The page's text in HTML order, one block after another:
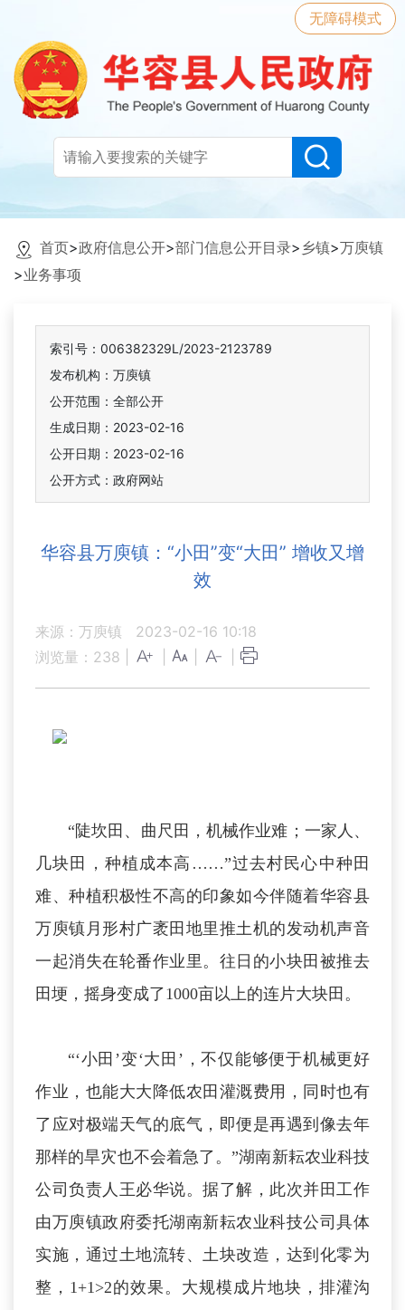
无障碍模式
首页>政府信息公开>部门信息公开目录> 乡镇>万庾镇
>业务事项
索引号：006382329L/2023-2123789
发布机构：万庾镇
公开范围：全部公开
生成日期：2023-02-16
公开日期：2023-02-16
公开方式：政府网站
华容县万庾镇：“小田”变“大田” 增收又增
效
来源：万庾镇
2023-02-16 10:18
浏览量： 238
“陡坎田、曲尺田，机械作业难；一家人、
几块田，种植成本高……”过去村民心中种田
难、种植积极性不高的印象如今伴随着华容县
万庾镇月形村广袤田地里推土机的发动机声音
一起消失在轮番作业里。往日的小块田被推去
田埂，摇身变成了1000亩以上的连片大块田。
“‘小田’变‘大田’，不仅能够便于机械更好
作业，也能大大降低农田灌溉费用，同时也有
了应对极端天气的底气，即便是再遇到像去年
那样的旱灾也不会着急了。”湖南新耘农业科技
公司负责人王必华说。据了解，此次并田工作
由万庾镇政府委托湖南新耘农业科技公司具体
实施，通过土地流转、土块改造，达到化零为
整，1+1>2的效果。大规模成片地块，排灌沟